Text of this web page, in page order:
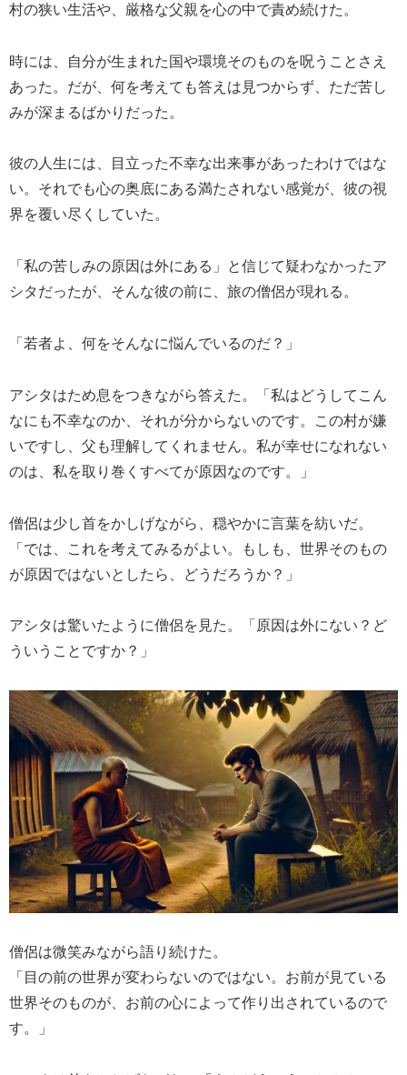
村の狭い生活や、厳格な父親を心の中で責め続けた。
時には、自分が生まれた国や環境そのものを呪うことさえ
あった。だが、何を考えても答えは見つからず、ただ苦し
みが深まるばかりだった。
彼の人生には、目立った不幸な出来事があったわけではな
い。それでも心の奥底にある満たされない感覚が、彼の視
界を覆い尽くしていた。
「私の苦しみの原因は外にある」と信じて疑わなかったア
シタだったが、そんな彼の前に、旅の僧侶が現れる。
「若者よ、何をそんなに悩んでいるのだ？」
アシタはため息をつきながら答えた。「私はどうしてこん
なにも不幸なのか、それが分からないのです。この村が嫌
いですし、父も理解してくれません。私が幸せになれない
のは、私を取り巻くすべてが原因なのです。」
僧侶は少し首をかしげながら、穏やかに言葉を紡いだ。
「では、これを考えてみるがよい。もしも、世界そのもの
が原因ではないとしたら、どうだろうか？」
アシタは驚いたように僧侶を見た。「原因は外にない？ど
ういうことですか？」
僧侶は微笑みながら語り続けた。
「目の前の世界が変わらないのではない。お前が見ている
世界そのものが、お前の心によって作り出されているので
す。」